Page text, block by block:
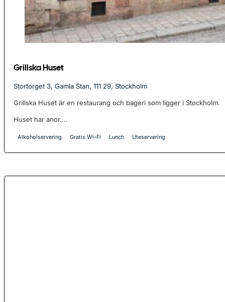
Grillska Huset
Stortorget 3, Gamla Stan, 111 29, Stockholm
Grillska Huset är en restaurang och bageri som ligger i Stockholm.
Huset har anor....
Alkoholservering Gratis Wi-Fi Lunch Uteservering